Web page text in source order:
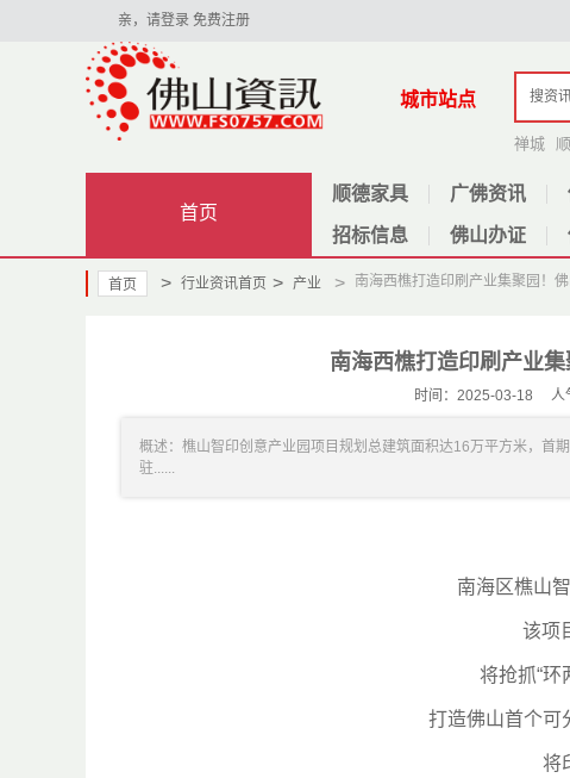
亲，请登录 免费注册
城市站点 搜资
禅城
首页
顺德家具 广佛资讯
招标信息 佛山办证
首页 > 行业资讯首页 > 产业 > 南海西樵打造印刷产业集聚园！
南海西樵打造印刷产业
时间：2025-03-18 人
概述：樵山智印创意产业园项目规划总建筑面积达16万平方米，首
驻......
南海区樵山
该项
将抢抓“环
打造佛山首个可
将